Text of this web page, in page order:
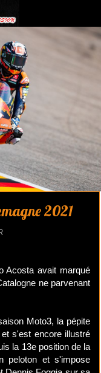
2021
Acosta avait marqué
ne parvenant
Moto3, la pépite
s'est encore illustré
la 13e position de la
peloton et s'impose